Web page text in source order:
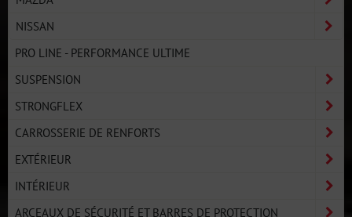
NISSAN
PRO LINE - PERFORMANCE ULTIME
SUSPENSION
STRONGFLEX
CARROSSERIE DE RENFORTS
EXTÉRIEUR
INTÉRIEUR
ARCEAUX DE SÉCURITÉ ET BARRES DE PROTECTION